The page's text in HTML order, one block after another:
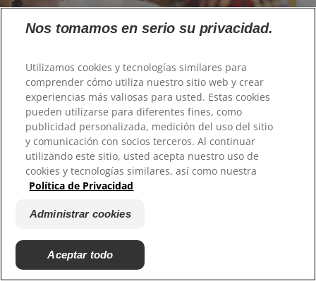
Las claves para controlar el mal aliento
Nos tomamos en serio su privacidad.
Utilizamos cookies y tecnologías similares para
comprender cómo utiliza nuestro sitio web y crear
experiencias más valiosas para usted. Estas cookies
pueden utilizarse para diferentes fines, como
publicidad personalizada, medición del uso del sitio
y comunicación con socios terceros. Al continuar
utilizando este sitio, usted acepta nuestro uso de
cookies y tecnologías similares, así como nuestra
Política de Privacidad
Administrar cookies
Aceptar todo